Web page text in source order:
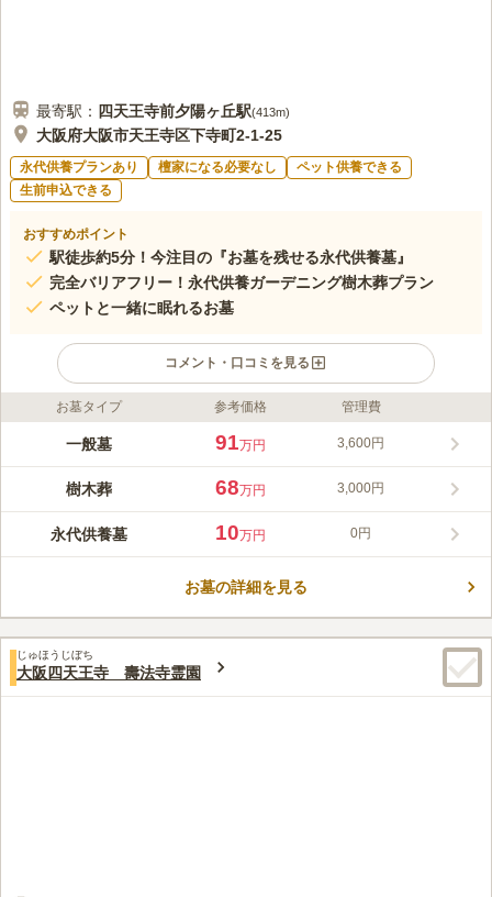
最寄駅： 四天王寺前夕陽ヶ丘駅(413m)
大阪府大阪市天王寺区下寺町2-1-25
永代供養プランあり 檀家になる必要なし
ペット供養できる
生前申込できる
おすすめポイント
駅徒歩約5分！今注目の『お墓を残せる永代供養墓』
完全バリアフリー！永代供養ガーデニング樹木葬プラン
ペットと一緒に眠れるお墓
コメント・口コミを見る
ライフドット編集部のコメント
宗慶寺墓地は、「四天王寺前夕陽ケ丘駅」から徒歩約5分のアク
ガーデニング樹木葬プランの多様な永代供養プランが提供されて
います。全プランにおいて、管理費不要や耐震施工、ペットと一
利用できることから、継承者が不要で安心して利用することがで
きます。
お墓タイプ 参考価格 管理費
一般墓 91万円 3,600円
樹木葬 68万円 3,000円
永代供養墓 10万円 0円
お墓の詳細を見る
じゅほうじぼち
大阪四天王寺 壽法寺霊園